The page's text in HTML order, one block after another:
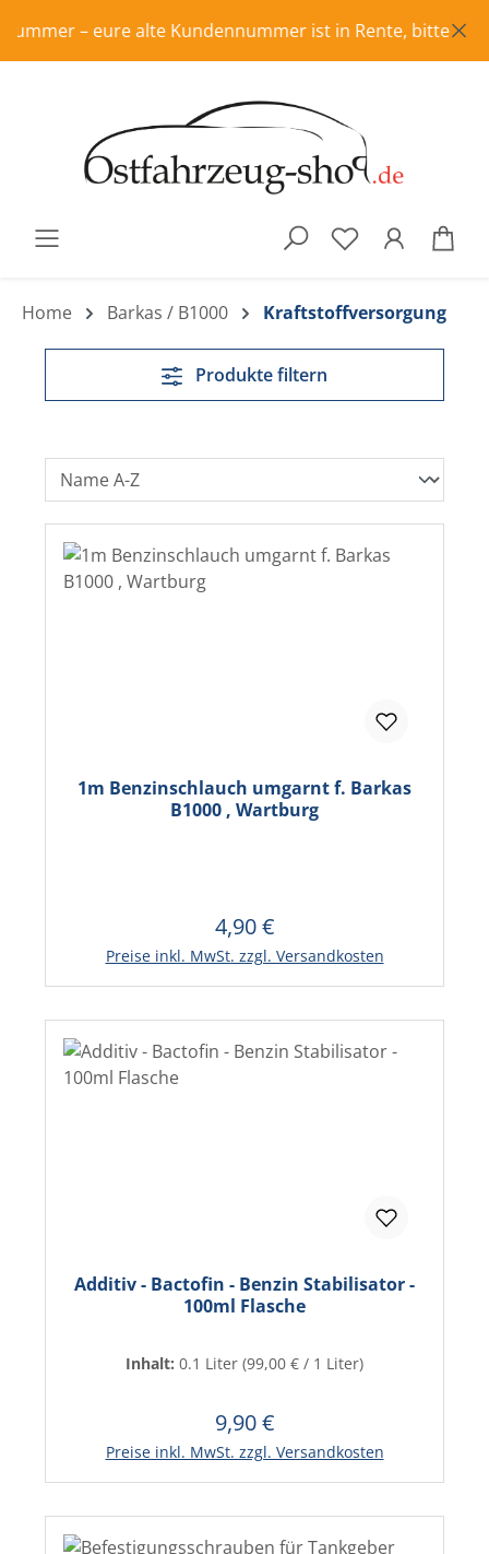
Zum Hauptinhalt springen
– eure alte Kundennummer ist in Rente, bitte frisch
Home Barkas / B1000 Kraftstoffversorgung
Produkte filtern
1m Benzinschlauch umgarnt f. Barkas
B1000 , Wartburg
Regulärer Preis:
4,90 €
Preise inkl. MwSt. zzgl. Versandkosten
In den Warenkorb
Additiv - Bactofin - Benzin Stabilisator -
100ml Flasche
Inhalt: 0.1 Liter (99,00 € / 1 Liter)
Regulärer Preis:
9,90 €
Preise inkl. MwSt. zzgl. Versandkosten
In den Warenkorb